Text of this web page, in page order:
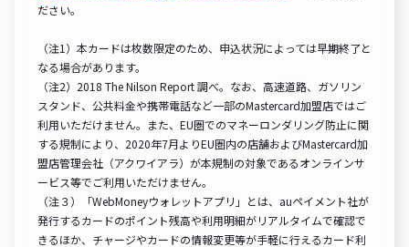
ださい。
（注1）本カードは枚数限定のため、申込状況によっては早期終了と
なる場合があります。
（注2）2018 The Nilson Report 調べ。なお、高速道路、ガソリン
スタンド、公共料金や携帯電話など一部のMastercard加盟店ではご
利用いただけません。また、EU圏でのマネーロンダリング防止に関
する規制により、2020年7月よりEU圏内の店舗およびMastercard加
盟店管理会社（アクワイアラ）が本規制の対象であるオンラインサ
ービス等でご利用いただけません。
（注３）「WebMoneyウォレットアプリ」とは、auペイメント社が
発行するカードのポイント残高や利用明細がリアルタイムで確認で
きるほか、チャージやカードの情報変更等が手軽に行えるカード利